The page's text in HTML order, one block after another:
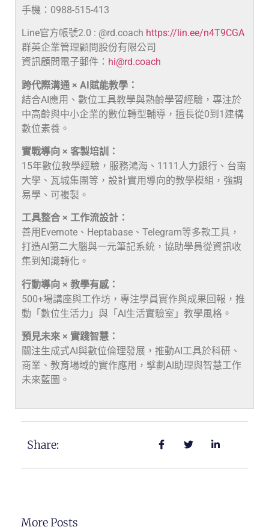
手機：0988-515-413
Line官方帳號2.0 : @rd.coach https://lin.ee/n4T9CGA
群英企業管理顧問股份有限公司
資訊顧問電子郵件： hi@rd.coach
跨代際溝通 × AI賦能教學：
結合AI應用、數位工具教學與熟齡學習經驗，專注於
中高齡與中小企業的數位轉型輔導，擅長從0到1建構
數位素養。
實戰導向 × 客製培訓：
15年數位教學經驗，服務鴻海、1111人力銀行、台南
大學、瓦城集團等，設計實用導向的教學模組，強調
易學、可複製。
工具整合 × 工作流設計：
善用Evernote、Heptabase、Telegram等多款工具，
打造AI第二大腦與一元筆記系統，協助學員從資訊收
集到知識轉化。
行動導向 × 教學有感：
500+場講座與工作坊，專注學員實作與成果回報，推
動「數位生活力」與「AI生活實驗室」教學風格。
預見未來 × 實踐智慧：
關注生成式AI與數位倫理發展，推動AI工具於科研、
商業、教育場域的實作應用，擘劃AI助理與智慧工作
未來藍圖。
Share:
More Posts